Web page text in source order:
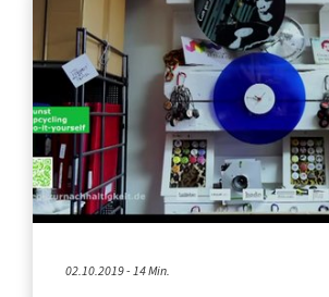
02.10.2019 - 14 Min.